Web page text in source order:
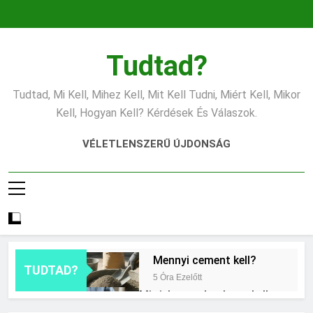
Tudtad?
Tudtad, Mi Kell, Mihez Kell, Mit Kell Tudni, Miért Kell, Mikor
Kell, Hogyan Kell? Kérdések És Válaszok.
VÉLETLENSZERŰ ÚJDONSÁG
TUDTAD?
Mennyi cement kell?
5 Óra Ezelőtt
Mit jelent a thm hogy kell